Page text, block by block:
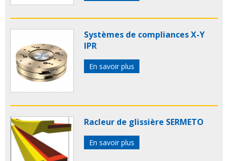
Systèmes de compliances X-Y
IPR
En savoir plus
Racleur de glissière SERMETO
En savoir plus